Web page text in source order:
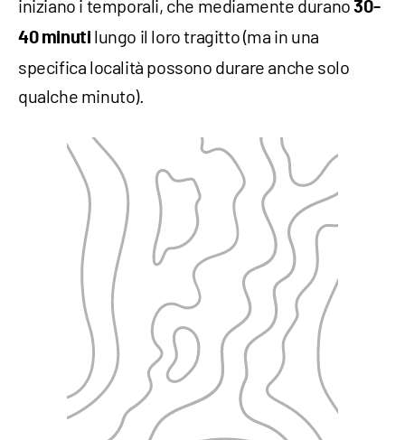
iniziano i temporali, che mediamente durano30-
40 minuti lungo il loro tragitto (ma in una
specifica località possono durare anche solo
qualche minuto).